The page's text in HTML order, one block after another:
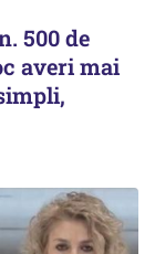
500 de
averi mai